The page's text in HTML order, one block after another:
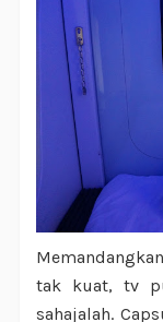
tak kuat, tv
sahajalah.